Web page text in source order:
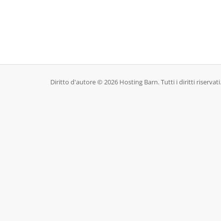
Diritto d'autore © 2026 Hosting Barn. Tutti i diritti riservati.